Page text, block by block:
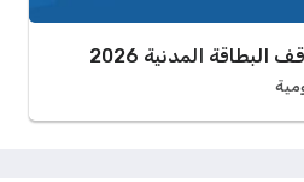
المدنية 2026